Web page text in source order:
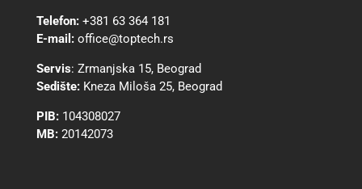
Telefon: +381 63 364 181
E-mail: office@toptech.rs
Servis: Zrmanjska 15, Beograd
Sedište: Kneza Miloša 25, Beograd
PIB:104308027
MB:20142073